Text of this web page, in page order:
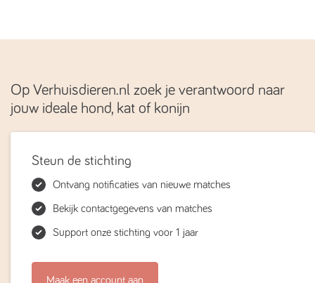
Op Verhuisdieren.nl zoek je verantwoord naar
jouw ideale hond, kat of konijn
Steun de stichting
Ontvang notificaties van nieuwe matches
Bekijk contactgegevens van matches
Support onze stichting voor 1 jaar
Maak een account aan